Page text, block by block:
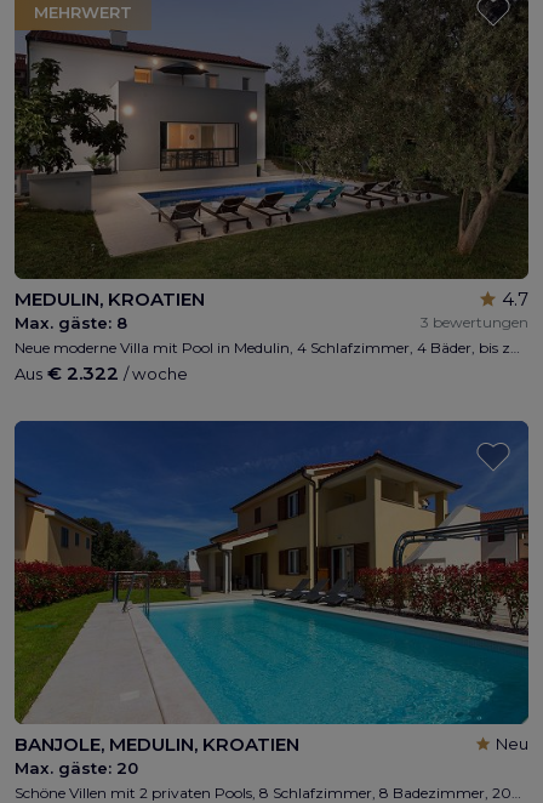
MEHRWERT
MEDULIN, KROATIEN 4.7
Max. gäste: 8
3 bewertungen
Aus € 2.322 / woche
BANJOLE, MEDULIN, KROATIEN
Neu
Max. gäste: 20